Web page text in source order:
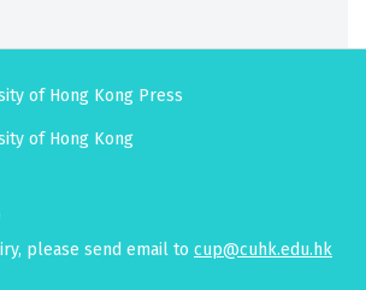
of Hong Kong Press
of Hong Kong
please send email to cup@cuhk.edu.hk